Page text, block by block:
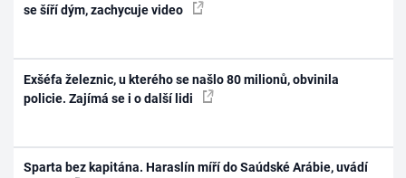
se šíří dým, zachycuje video
Exšéfa železnic, u kterého se našlo 80 milionů, obvinila
policie. Zajímá se i o další lidi
Sparta bez kapitána. Haraslín míří do Saúdské Arábie, uvádí